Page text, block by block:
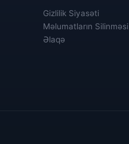
Gizlilik Siyasəti
Məlumatların Silinməsi
Əlaqə